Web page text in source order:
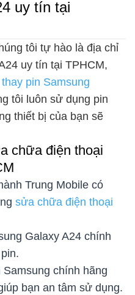
uy tín tại
tôi tự hào là địa chỉ
uy tín tại TPHCM,
thay pin Samsung
tôi luôn sử dụng pin
thiết bị của bạn sẽ
chữa điện thoại
Trung Mobile có
sửa chữa điện thoại
Galaxy A24 chính
chính hãng
bạn an tâm sử dụng.